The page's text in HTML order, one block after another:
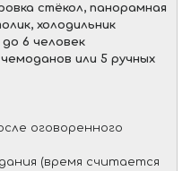
стёкол, панорамная
холодильник
до 6 человек
или 5 ручных
оговоренного
(время считается